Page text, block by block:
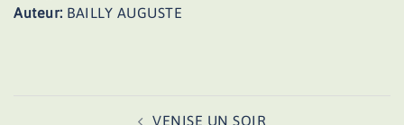
Auteur: BAILLY AUGUSTE
VENISE UN SOIR